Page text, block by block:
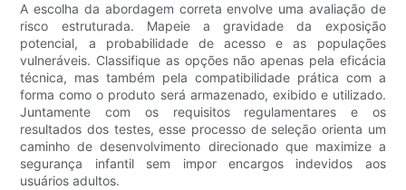
A escolha da abordagem correta envolve uma avaliação de
risco estruturada. Mapeie a gravidade da exposição
potencial, a probabilidade de acesso e as populações
vulneráveis. Classifique as opções não apenas pela eficácia
técnica, mas também pela compatibilidade prática com a
forma como o produto será armazenado, exibido e utilizado.
Juntamente com os requisitos regulamentares e os
resultados dos testes, esse processo de seleção orienta um
caminho de desenvolvimento direcionado que maximize a
segurança infantil sem impor encargos indevidos aos
usuários adultos.